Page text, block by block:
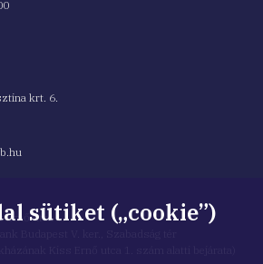
krt. 6.
Ernő utca 1.
Budapest V. ker., Szabadság tér
Kiss Ernő utca 1. szám alatti bejárata)
sütiket („cookie”)